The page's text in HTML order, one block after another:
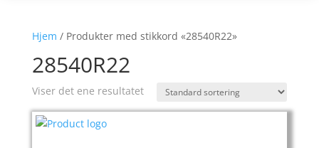
Hjem / Produkter med stikkord «28540R22»
28540R22
Viser det ene resultatet